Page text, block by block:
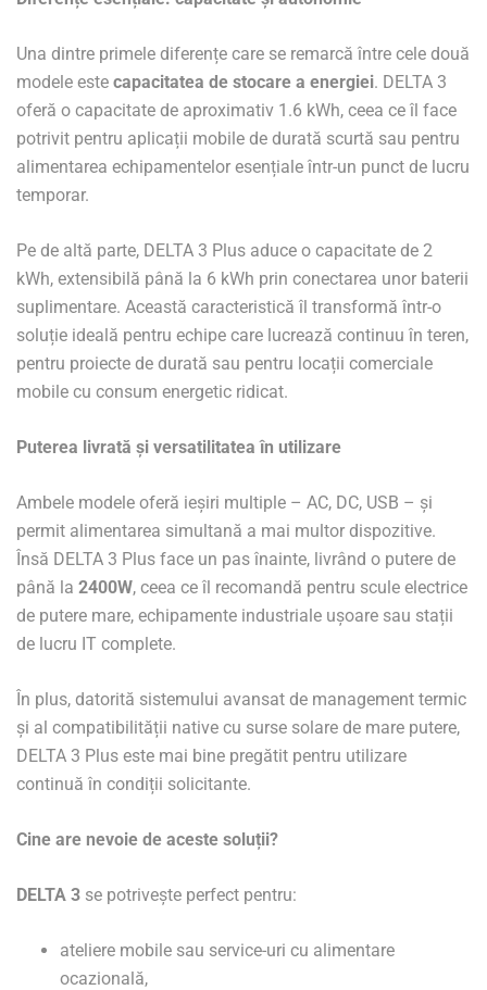
Una dintre primele diferențe care se remarcă între cele două
modele este capacitatea de stocare a energiei. DELTA 3
oferă o capacitate de aproximativ 1.6 kWh, ceea ce îl face
potrivit pentru aplicații mobile de durată scurtă sau pentru
alimentarea echipamentelor esențiale într-un punct de lucru
temporar.
Pe de altă parte, DELTA 3 Plus aduce o capacitate de 2
kWh, extensibilă până la 6 kWh prin conectarea unor baterii
suplimentare. Această caracteristică îl transformă într-o
soluție ideală pentru echipe care lucrează continuu în teren,
pentru proiecte de durată sau pentru locații comerciale
mobile cu consum energetic ridicat.
Puterea livrată și versatilitatea în utilizare
Ambele modele oferă ieșiri multiple – AC, DC, USB – și
permit alimentarea simultană a mai multor dispozitive.
Însă DELTA 3 Plus face un pas înainte, livrând o putere de
până la 2400W, ceea ce îl recomandă pentru scule electrice
de putere mare, echipamente industriale ușoare sau stații
de lucru IT complete.
În plus, datorită sistemului avansat de management termic
și al compatibilității native cu surse solare de mare putere,
DELTA 3 Plus este mai bine pregătit pentru utilizare
continuă în condiții solicitante.
Cine are nevoie de aceste soluții?
DELTA 3 se potrivește perfect pentru:
ateliere mobile sau service-uri cu alimentare
ocazională,